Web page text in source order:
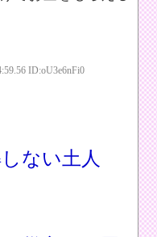
ID:oU3e6nFi0
ない土人